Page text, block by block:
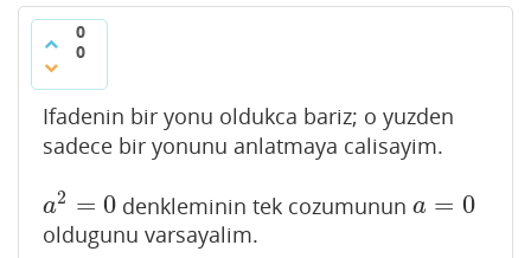
0
0
Ifadenin bir yonu oldukca bariz; o yuzden
sadece bir yonunu anlatmaya calisayim.
a2 = 0
a2 =0 denkleminin tek cozumununa = 0
a=0
oldugunu varsayalim.